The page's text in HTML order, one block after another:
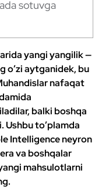
sotuvga
yangi yangilik —
o’zi aytganidek, bu
nafaqat
balki boshqa
Ushbu to’plamda
Intelligence neyron
va boshqalar
mahsulotlarni